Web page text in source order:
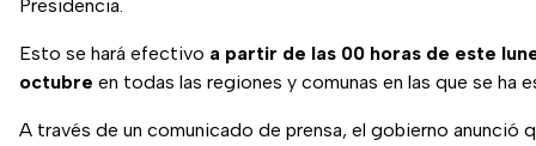
Presidencia.
Esto se hará efectivo a partir de las 00 horas de este
octubre en todas las regiones y comunas en las que se ha
A través de un comunicado de prensa, el gobierno anunció